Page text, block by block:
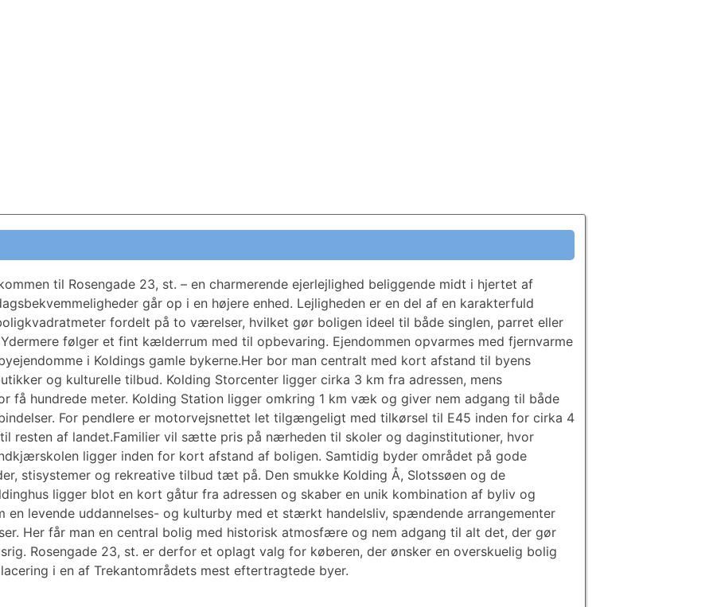
til Rosengade 23, st. – en charmerende ejerlejlighed beliggende midt i hjertet af
går op i en højere enhed. Lejligheden er en del af en karakterfuld
fordelt på to værelser, hvilket gør boligen ideel til både singlen, parret eller
følger et fint kælderrum med til opbevaring. Ejendommen opvarmes med fjernvarme
i Koldings gamle bykerne.Her bor man centralt med kort afstand til byens
og kulturelle tilbud. Kolding Storcenter ligger cirka 3 km fra adressen, mens
få hundrede meter. Kolding Station ligger omkring 1 km væk og giver nem adgang til både
For pendlere er motorvejsnettet let tilgængeligt med tilkørsel til E45 inden for cirka 4
resten af landet.Familier vil sætte pris på nærheden til skoler og daginstitutioner, hvor
ligger inden for kort afstand af boligen. Samtidig byder området på gode
stisystemer og rekreative tilbud tæt på. Den smukke Kolding Å, Slotssøen og de
ligger blot en kort gåtur fra adressen og skaber en unik kombination af byliv og
en levende uddannelses- og kulturby med et stærkt handelsliv, spændende arrangementer
Her får man en central bolig med historisk atmosfære og nem adgang til alt det, der gør
Rosengade 23, st. er derfor et oplagt valg for køberen, der ønsker en overskuelig bolig
i en af Trekantområdets mest eftertragtede byer.